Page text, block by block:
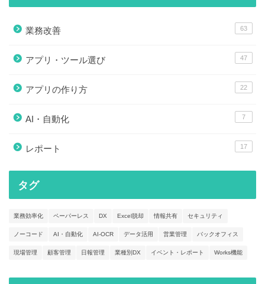
業務改善 63
アプリ・ツール選び 47
アプリの作り方 22
AI・自動化 7
レポート 17
タグ
業務効率化 ペーパーレス DX Excel脱却 情報共有 セキュリティ
ノーコード AI・自動化 AI-OCR データ活用 営業管理 バックオフィス
現場管理 顧客管理 日報管理 業種別DX イベント・レポート Works機能